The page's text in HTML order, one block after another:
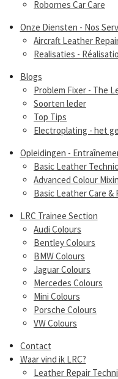
Robornes Car Care
Onze Diensten - Nos
Aircraft Leather
Realisaties -
Blogs
Problem Fixer - The
Soorten leder
Top Tips
Electroplating - het
Opleidingen -
Basic Leather
Advanced Colour
Basic Leather Care
LRC Trainee Section
Audi Colours
Bentley Colours
BMW Colours
Jaguar Colours
Mercedes Colours
Mini Colours
Porsche Colours
VW Colours
Contact
Waar vind ik LRC?
Leather Repair